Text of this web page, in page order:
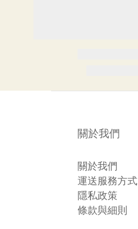
關於我們
關於我們
運送服務方式
隱私政策
條款與細則